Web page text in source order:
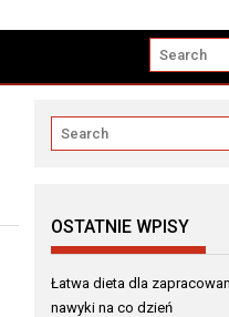
OSTATNIE WPISY
Łatwa dieta dla
nawyki na co dzień